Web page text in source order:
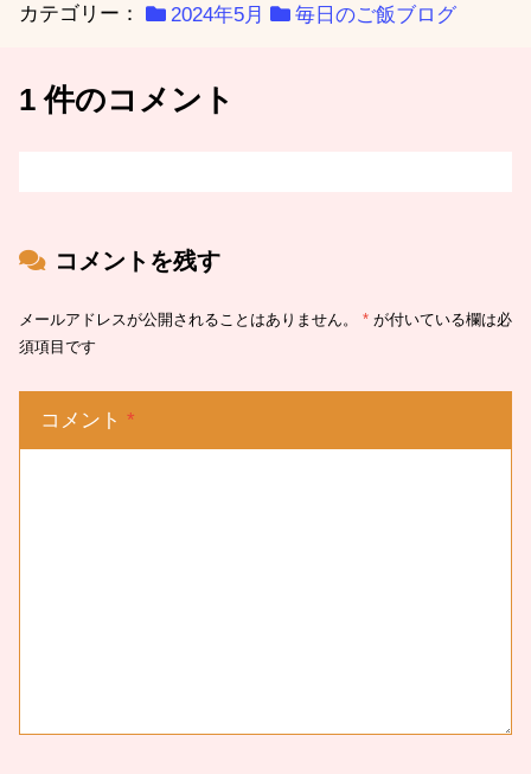
カテゴリー： 2024年5月 毎日のご飯ブログ
1 件のコメント
コメントを残す
メールアドレスが公開されることはありません。 * が付いている欄は必
須項目です
コメント *